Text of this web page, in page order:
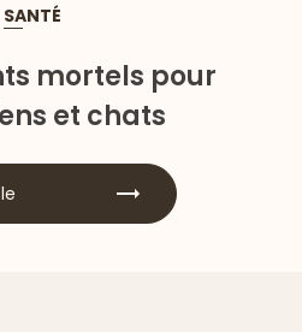
SANTÉ
mortels pour
et chats